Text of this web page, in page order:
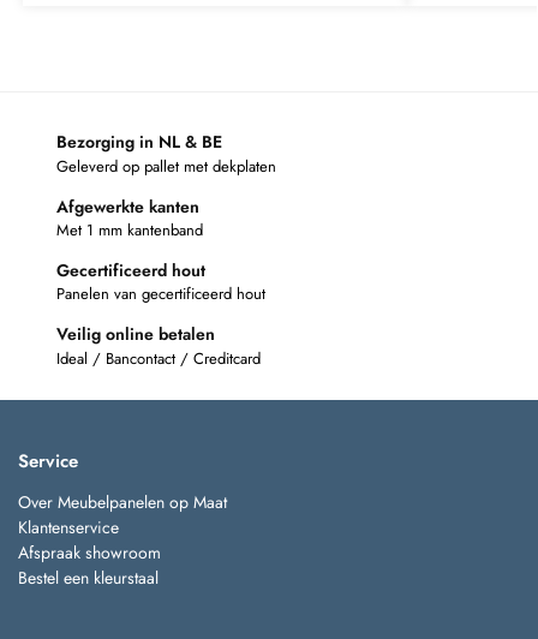
Bezorging in NL & BE
Geleverd op pallet met dekplaten
Afgewerkte kanten
Met 1 mm kantenband
Gecertificeerd hout
Panelen van gecertificeerd hout
Veilig online betalen
Ideal / Bancontact / Creditcard
Service
Over Meubelpanelen op Maat
Klantenservice
Afspraak showroom
Bestel een kleurstaal